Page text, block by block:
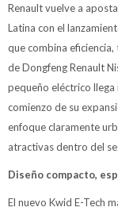
Renault vuelve a
Latina con el
que combina
de Dongfeng Renault
pequeño eléctrico
comienzo de su
enfoque claramente
atractivas dentro del
Diseño compacto,
El nuevo Kwid E-Tech